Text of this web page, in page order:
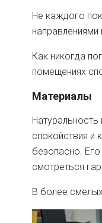
Не каждого
Как никогда
помещениях
Материалы
спокойствия и
безопасно.
смотреться
В более